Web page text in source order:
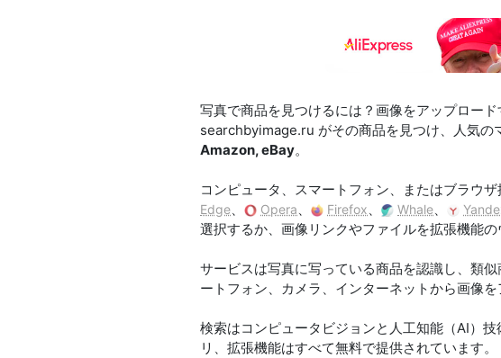
写真で商品を見つけるには？画像をアップロー
searchbyimage.ru がその商品を見つけ、人気の
Amazon, eBay。
コンピュータ、スマートフォン、またはブラウ
Edge、 Opera、 Firefox、 Whale、
選択するか、画像リンクやファイルを拡張機能の
サービスは写真に写っている商品を認識し、類
ートフォン、カメラ、インターネットから画像を
検索はコンピュータビジョンと人工知能（AI）
リ、拡張機能はすべて無料で提供されています。